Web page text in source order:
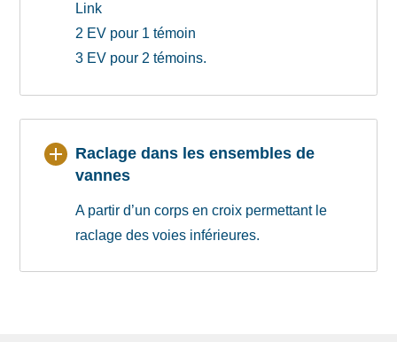
Link
2 EV pour 1 témoin
3 EV pour 2 témoins.
Raclage dans les ensembles de
vannes
A partir d’un corps en croix permettant le
raclage des voies inférieures.